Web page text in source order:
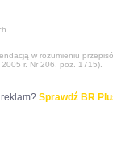
w rozumieniu
r. Nr 206, poz. 1715).
Sprawdź BR